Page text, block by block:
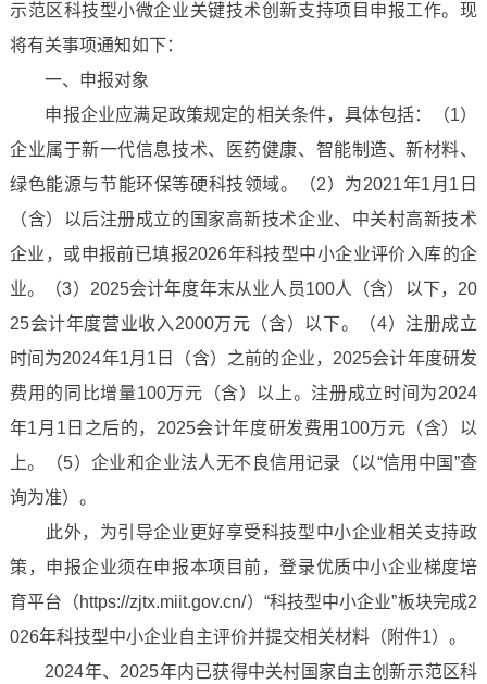
示范区科技型小微企业关键技术创新支持项目申报工作。现
将有关事项通知如下：
一、申报对象
申报企业应满足政策规定的相关条件，具体包括：（1）
企业属于新一代信息技术、医药健康、智能制造、新材料、
绿色能源与节能环保等硬科技领域。（2）为2021年1月1日
（含）以后注册成立的国家高新技术企业、中关村高新技术
企业，或申报前已填报2026年科技型中小企业评价入库的企
业。（3）2025会计年度年末从业人员100人（含）以下，20
25会计年度营业收入2000万元（含）以下。（4）注册成立
时间为2024年1月1日（含）之前的企业，2025会计年度研发
费用的同比增量100万元（含）以上。注册成立时间为2024
年1月1日之后的，2025会计年度研发费用100万元（含）以
上。（5）企业和企业法人无不良信用记录（以“信用中国”查
询为准）。
此外，为引导企业更好享受科技型中小企业相关支持政
策，申报企业须在申报本项目前，登录优质中小企业梯度培
育平台（https://zjtx.miit.gov.cn/）“科技型中小企业”板块完成2
026年科技型中小企业自主评价并提交相关材料（附件1）。
2024年、2025年内已获得中关村国家自主创新示范区科